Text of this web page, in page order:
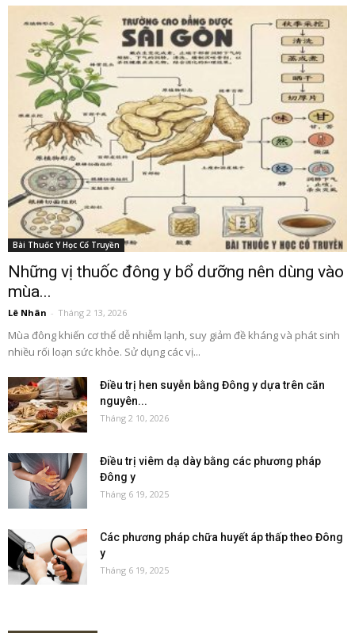
Bài Thuốc Y Học Cổ Truyền
Những vị thuốc đông y bổ dưỡng nên dùng vào
mùa...
Lê Nhân - Tháng 2 13, 2026
Mùa đông khiến cơ thể dễ nhiễm lạnh, suy giảm đề kháng và phát sinh
nhiều rối loạn sức khỏe. Sử dụng các vị...
Điều trị hen suyễn bằng Đông y dựa trên căn
nguyên...
Tháng 2 10, 2026
Điều trị viêm dạ dày bằng các phương pháp
Đông y
Tháng 6 19, 2025
Các phương pháp chữa huyết áp thấp theo Đông
y
Tháng 6 19, 2025